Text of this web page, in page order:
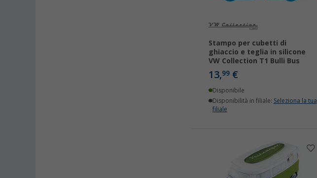
Stampo per cubetti di
ghiaccio e teglia in silicone
VW Collection T1 Bulli Bus
13,99 €
Disponibile
Disponibilità in filiale: Seleziona la tua
filiale